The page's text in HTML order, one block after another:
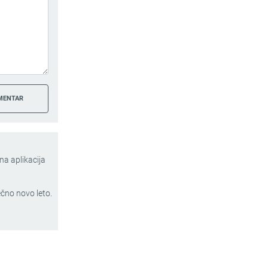
aplikacija
novo leto.